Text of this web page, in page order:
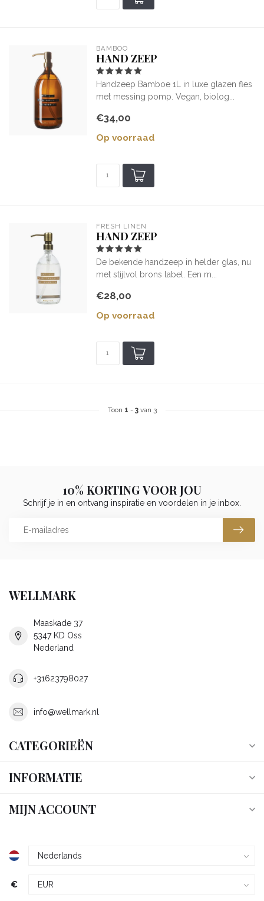
BAMBOO
HAND ZEEP
Handzeep Bamboe 1L in luxe glazen fles
met messing pomp. Vegan, biolog...
€34,00
Op voorraad
FRESH LINEN
HAND ZEEP
De bekende handzeep in helder glas, nu
met stijlvol brons label. Een m...
€28,00
Op voorraad
Toon 1 - 3van 3
10% KORTING VOOR JOU
Schrijf je in en ontvang inspiratie en voordelen in je inbox.
WELLMARK
Maaskade 37
5347 KD Oss
Nederland
+31623798027
info@wellmark.nl
CATEGORIEËN
INFORMATIE
MIJN ACCOUNT
€